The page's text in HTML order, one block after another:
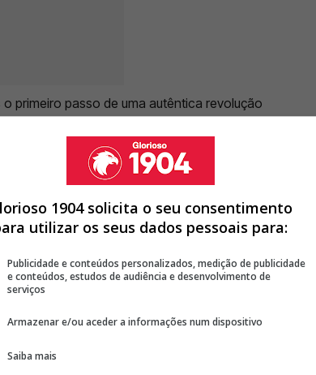
primeiro passo de uma autêntica revolução
também de partida. Entre as saídas já
cujos contratos terminam a 30 de
SILVA PARA O REAL MADRID
BERNARDO SILVA JÁ SABE ONDE VAI JOGAR EM
COM MOURINHO NO REAL MADRID
>
1904 solicita o seu consentimento
utilizar os seus dados pessoais para:
Publicidade e conteúdos personalizados, medição de publicidade
e conteúdos, estudos de audiência e desenvolvimento de
serviços
Armazenar e/ou aceder a informações num dispositivo
Saiba mais